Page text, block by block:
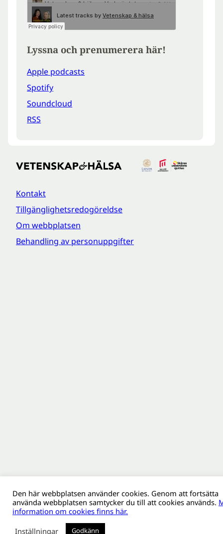
Lyssna och prenumerera här!
Apple podcasts
Spotify
Soundcloud
RSS
Kontakt
Tillgänglighetsredogöreldse
Om webbplatsen
Behandling av personuppgifter
Den här webbplatsen använder cookies. Genom att fortsätta
använda webbplatsen samtycker du till att cookies används.
information om cookies finns här.
Inställningar
Godkänn